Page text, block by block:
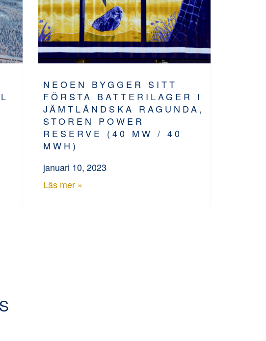
NEOEN BYGGER SITT
FÖRSTA BATTERILAGER I
JÄMTLÄNDSKA RAGUNDA,
STOREN POWER
RESERVE (40 MW / 40
MWH)
januari 10, 2023
Läs mer »